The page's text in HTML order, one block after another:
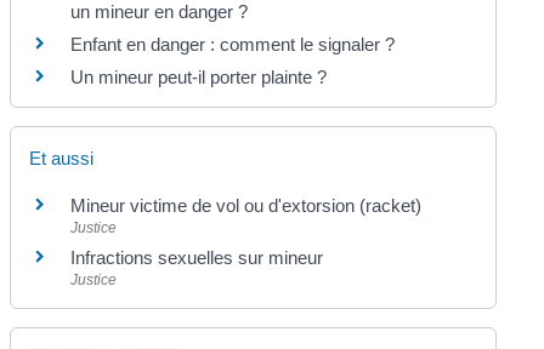
un mineur en danger ?
Enfant en danger : comment le signaler ?
Un mineur peut-il porter plainte ?
Et aussi
Mineur victime de vol ou d'extorsion (racket)
Justice
Infractions sexuelles sur mineur
Justice